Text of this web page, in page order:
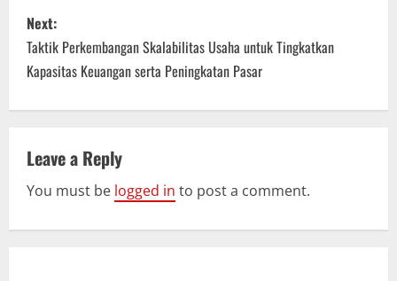
t
n
a
v
i
g
Next:
Taktik Perkembangan Skalabilitas Usaha untuk Tingkatkan
Kapasitas Keuangan serta Peningkatan Pasar
Leave a Reply
You must be logged in to post a comment.